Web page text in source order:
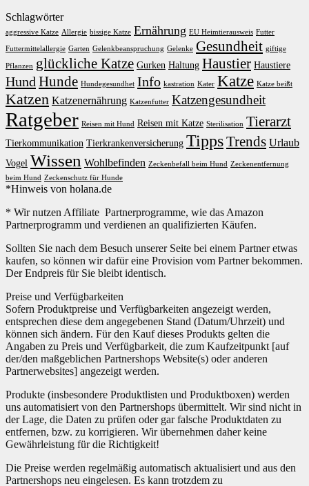
Schlagwörter
aggressive Katze Allergie bissige Katze Ernährung EU Heimtierausweis Futter
Futtermittelallergie Garten Gelenkbeanspruchung Gelenke Gesundheit giftige
Pflanzen glückliche Katze Gurken Haltung Haustier Haustiere
Hund Hunde Hundegesundhet Info kastration Kater Katze Katze beißt
Katzen Katzenernährung Katzenfutter Katzengesundheit
Ratgeber Reisen mit Hund Reisen mit Katze Sterilisation Tierarzt
Tierkommunikation Tierkrankenversicherung TippsTrends Urlaub
Vogel Wissen Wohlbefinden Zeckenbefall beim Hund Zeckenentfernung
beim Hund Zeckenschutz für Hunde
*Hinweis von holana.de
* Wir nutzen Affiliate Partnerprogramme, wie das Amazon
Partnerprogramm und verdienen an qualifizierten Käufen.
Sollten Sie nach dem Besuch unserer Seite bei einem Partner etwas
kaufen, so können wir dafür eine Provision vom Partner bekommen.
Der Endpreis für Sie bleibt identisch.
Preise und Verfügbarkeiten
Sofern Produktpreise und Verfügbarkeiten angezeigt werden,
entsprechen diese dem angegebenen Stand (Datum/Uhrzeit) und
können sich ändern. Für den Kauf dieses Produkts gelten die
Angaben zu Preis und Verfügbarkeit, die zum Kaufzeitpunkt [auf
der/den maßgeblichen Partnershops Website(s) oder anderen
Partnerwebsites] angezeigt werden.
Produkte (insbesondere Produktlisten und Produktboxen) werden
uns automatisiert von den Partnershops übermittelt. Wir sind nicht in
der Lage, die Daten zu prüfen oder gar falsche Produktdaten zu
entfernen, bzw. zu korrigieren. Wir übernehmen daher keine
Gewährleistung für die Richtigkeit!
Die Preise werden regelmäßig automatisch aktualisiert und aus den
Partnershops neu eingelesen. Es kann trotzdem zu